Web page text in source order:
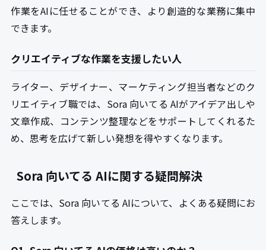
作業をAIに任せることができ、より創造的な業務に集中
できます。
クリエイティブな作業を支援したい人
ライター、デザイナー、マーケティング担当者などのク
リエイティブ職では、Sora 向いてる AIがアイデア出しや
文章作成、コンテンツ整理などをサポートしてくれるた
め、思考を広げて新しい発想を得やすくなります。
Sora 向いてる AIに関する疑問解決
ここでは、Sora 向いてる AIについて、よくある疑問にお
答えします。